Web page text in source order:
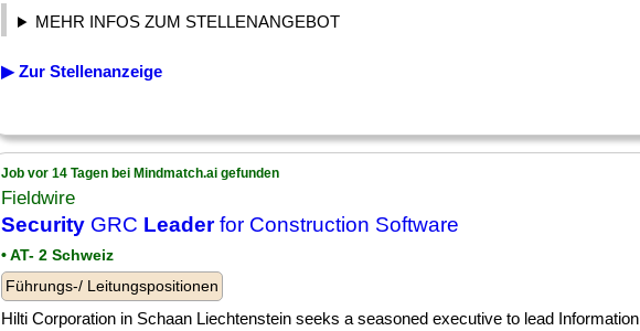
MEHR INFOS ZUM STELLENANGEBOT
▶ Zur Stellenanzeige
Job vor 14 Tagen bei Mindmatch.ai gefunden
Fieldwire
Security GRC Leaderfor Construction Software
• AT- 2 Schweiz
Führungs-/ Leitungspositionen
Hilti Corporation in Schaan Liechtenstein seeks a seasoned executive to lead Information